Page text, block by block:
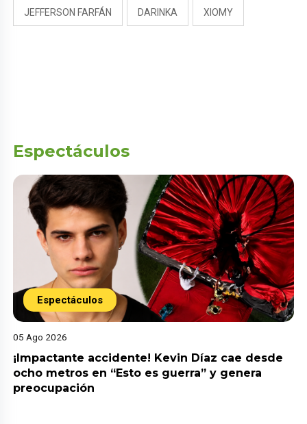
JEFFERSON FARFÁN DARINKA XIOMY
Espectáculos
Espectáculos
05 Ago 2026
¡Impactante accidente! Kevin Díaz cae desde
ocho metros en “Esto es guerra” y genera
preocupación